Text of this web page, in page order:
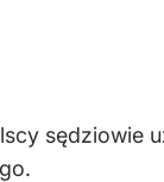
sędziowie